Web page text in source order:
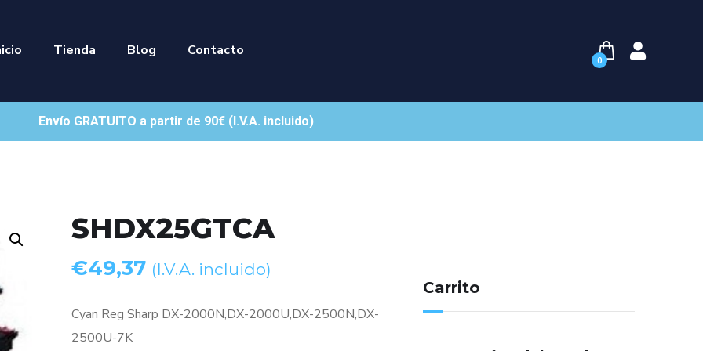
Tienda Blog Contacto
0
Envío GRATUITO a partir de 90€ (I.V.A. incluido)
SHDX25GTCA
€49,37 (I.V.A. incluido)
Cyan Reg Sharp DX-2000N,DX-2000U,DX-2500N,DX-
2500U-7K
Carrito